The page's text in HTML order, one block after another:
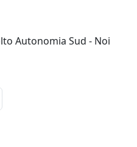
Autonomia Sud - Noi